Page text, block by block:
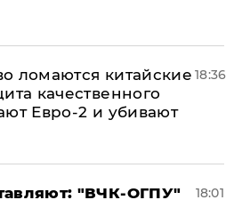
ломаются китайские
качественного
Евро-2 и убивают
18:36
"ВЧК-ОГПУ"
18:01